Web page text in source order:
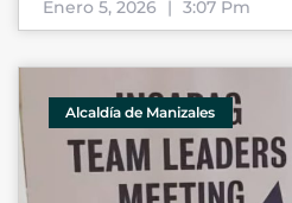
Enero 5, 2026 3:07 Pm
Alcaldía de Manizales